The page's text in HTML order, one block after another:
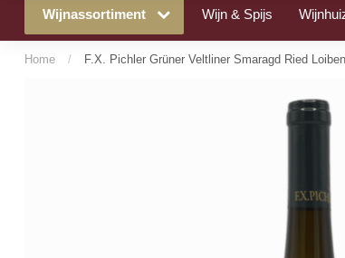
Wijnassortiment Wijn & Spijs
Home / F.X. Pichler Grüner Veltliner Smaragd Ried